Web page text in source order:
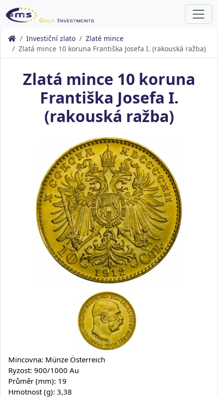
Investiční zlato
Zlaté mince
Zlatá mince 10 koruna Františka Josefa I. (rakouská ražba)
Zlatá mince 10 koruna
Františka Josefa I.
(rakouská ražba)
Mincovna: Münze Österreich
Ryzost: 900/1000 Au
Průměr (mm): 19
Hmotnost (g): 3,38